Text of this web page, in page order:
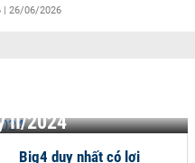
| 26/06/2026
II/2024
Big4 duy nhất có lợi